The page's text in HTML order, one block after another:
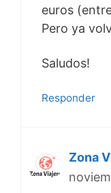
euros
Pero ya
Saludos!
Responder
Zona